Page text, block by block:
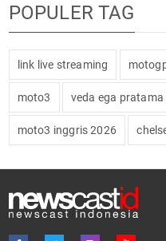
POPULER TAG
link live streaming
moto3 veda ega pratama
moto3 inggris 2026